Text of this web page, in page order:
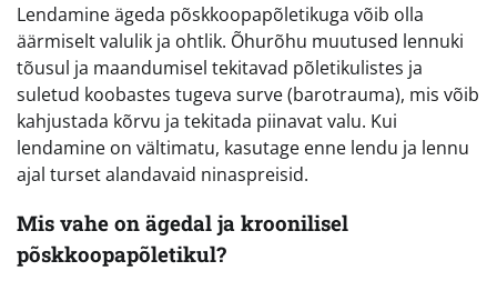
Lendamine ägeda põskkoopapõletikuga võib olla
äärmiselt valulik ja ohtlik. Õhurõhu muutused lennuki
tõusul ja maandumisel tekitavad põletikulistes ja
suletud koobastes tugeva surve (barotrauma), mis võib
kahjustada kõrvu ja tekitada piinavat valu. Kui
lendamine on vältimatu, kasutage enne lendu ja lennu
ajal turset alandavaid ninaspreisid.
Mis vahe on ägedal ja kroonilisel
põskkoopapõletikul?